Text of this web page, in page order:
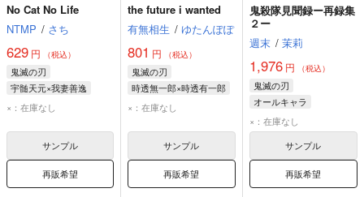
No Cat No Life
NTMP / さち
629 円 （税込）
鬼滅の刃
宇髄天元×我妻善逸
宇髄天元
×：在庫なし
サンプル
再販希望
the future i wanted
有無相生 / ゆたんぽぽ
801 円 （税込）
鬼滅の刃
時透無一郎×時透有一郎
時透無一郎
竈門炭治郎
×：在庫なし
サンプル
再販希望
鬼殺隊見聞録ー再録集
２ー
週末 / 茉莉
1,976円 （税込）
鬼滅の刃
オールキャラ
煉獄杏寿郎
宇髄天元
×：在庫なし
サンプル
再販希望